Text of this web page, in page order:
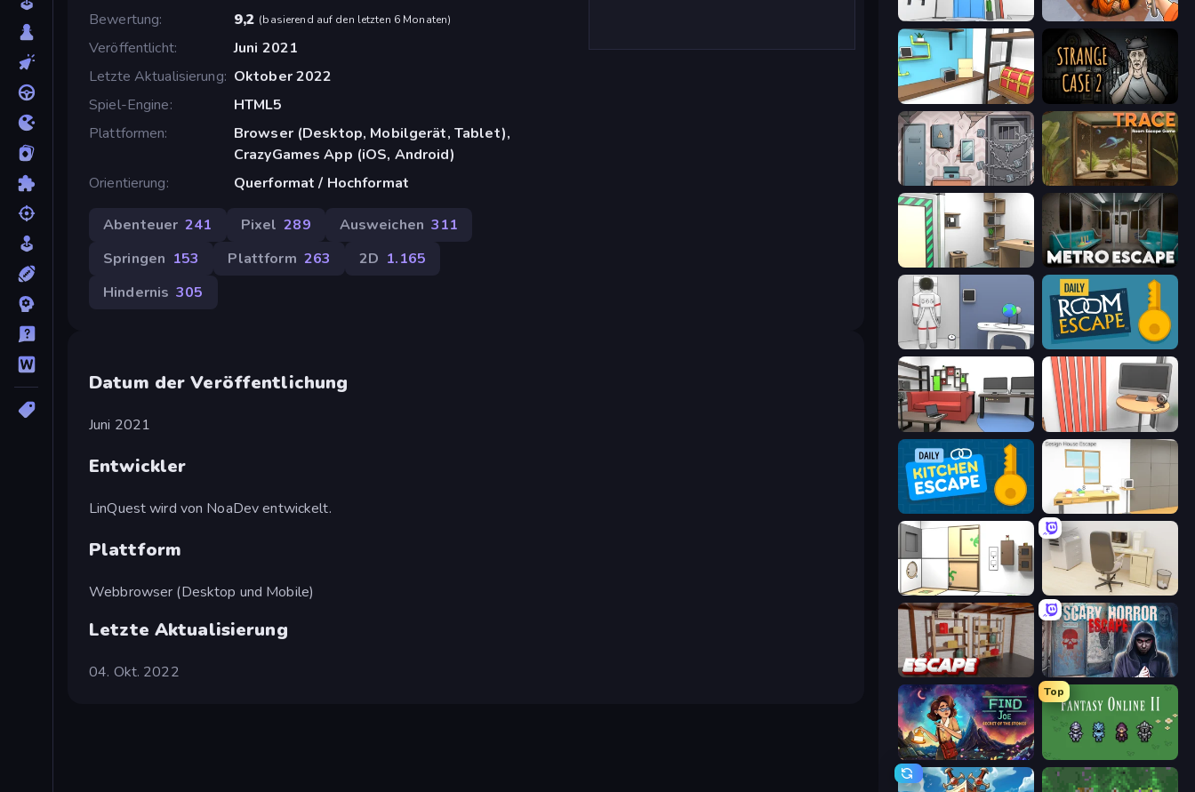
Bewertung
9,2 (basierend auf den letzten 6 Monaten)
Veröffentlicht
Juni 2021
Letzte Aktualisierung Oktober 2022
Spiel-Engine
HTML5
Plattformen
Browser (Desktop, Mobilgerät, Tablet),
CrazyGames App (iOS, Android)
Orientierung
Querformat / Hochformat
Abenteuer 241 Pixel 289 Ausweichen 311
Springen 153 Plattform 263 2D 1.165
Hindernis 305
Datum der Veröffentlichung
Juni 2021
Entwickler
LinQuest wird von NoaDev entwickelt.
Plattform
Webbrowser (Desktop und Mobile)
Letzte Aktualisierung
04. Okt. 2022
Elevator Room Escape Dig out of Prison
Game Cafe Escape Escape Room: Strange Case 2
Cube Stories: Escape TRACE
Machine Room Escape Metro Escape
Space Museum Escape Daily Room Escape
Video Studio Escape Computer Office Escape
Daily Kitchen Escape Design House Escape
Puzzle Room Escape House Escape: Office
Kitchen Escape Scary Horror Escape Room
Find Joe: Secret of The Stones
Top